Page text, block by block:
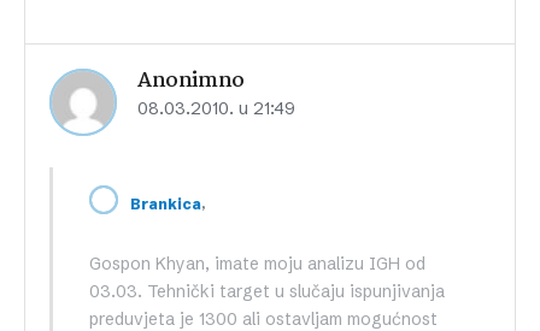
Anonimno
08.03.2010. u 21:49
Brankica,
Gospon Khyan, imate moju analizu IGH od
03.03. Tehnički target u slučaju ispunjivanja
preduvjeta je 1300 ali ostavljam mogućnost